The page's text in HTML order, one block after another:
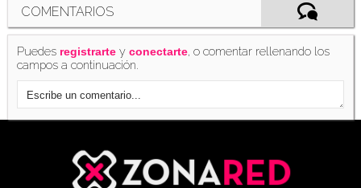
COMENTARIOS
Puedes registrarte yconectarte, o comentar rellenando los
campos a continuación.